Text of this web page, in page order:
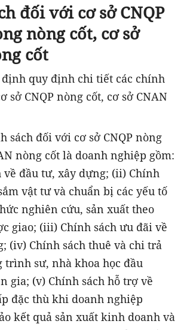
đối với cơ sở CNQP
nòng cốt, cơ sở
cốt
quy định chi tiết các chính
sở CNQP nòng cốt, cơ sở CNAN
sách đối với cơ sở CNQP nòng
nòng cốt là doanh nghiệp gồm:
về đầu tư, xây dựng; (ii) Chính
vật tư và chuẩn bị các yếu tố
nghiên cứu, sản xuất theo
giao; (iii) Chính sách ưu đãi về
(iv) Chính sách thuê và chi trả
trình sư, nhà khoa học đầu
gia; (v) Chính sách hỗ trợ về
đặc thù khi doanh nghiệp
kết quả sản xuất kinh doanh và